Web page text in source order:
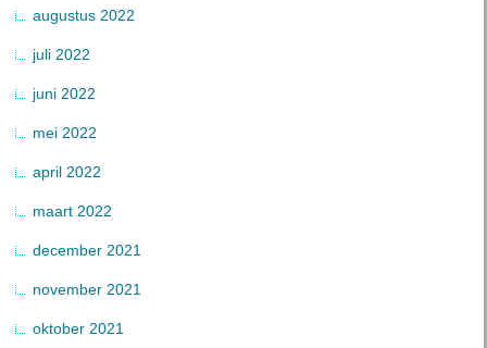
augustus 2022
juli 2022
juni 2022
mei 2022
april 2022
maart 2022
december 2021
november 2021
oktober 2021